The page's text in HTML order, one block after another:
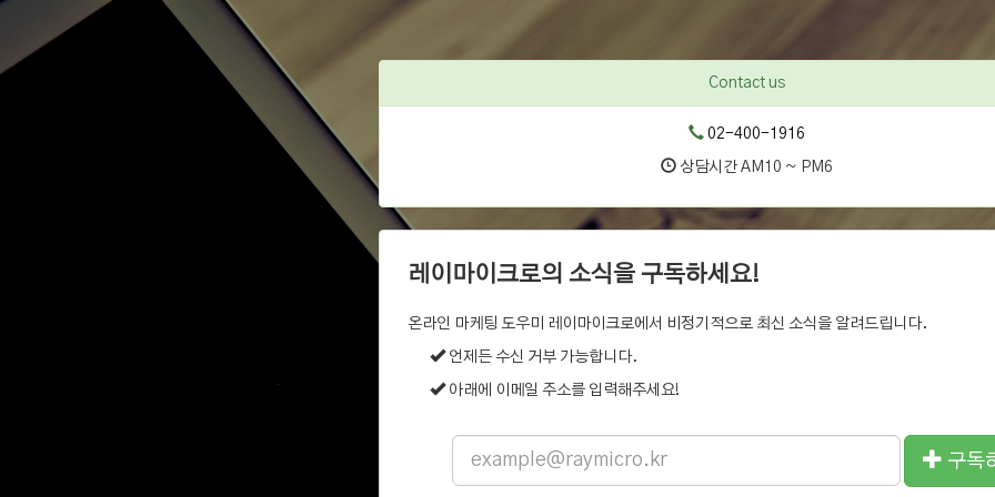
Contact us
02-400-1916
상담시간 AM10 ~ PM6
레이마이크로의 소식을 구독하세요!
온라인 마케팅 도우미 레이마이크로에서 비정기적으로 최신 소식을 알려드립니다.
언제든 수신 거부 가능합니다.
아래에 이메일 주소를 입력해주세요!
address
구독